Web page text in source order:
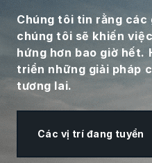
Chúng tôi tin rằng các
chúng tôi sẽ khiến
hứng hơn bao giờ hết.
triển những giải pháp
tương lai.
Các vị trí đang tuyển